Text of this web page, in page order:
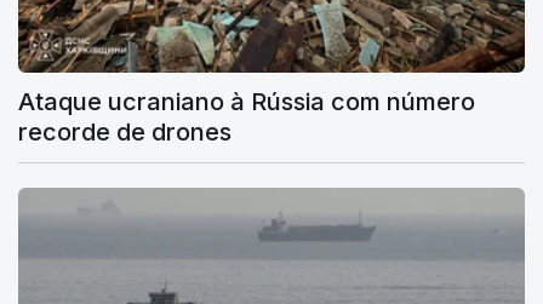
Ataque ucraniano à Rússia com número
recorde de drones